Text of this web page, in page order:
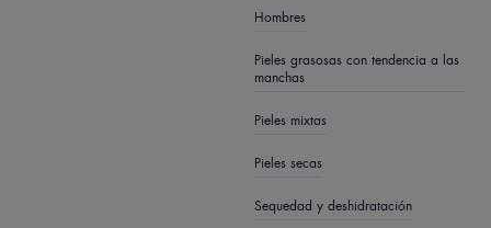
Hombres
Pieles grasosas con tendencia a las
manchas
Pieles mixtas
Pieles secas
Sequedad y deshidratación